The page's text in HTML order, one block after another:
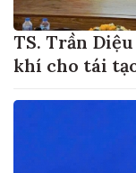
TS. Trần
khí cho tái